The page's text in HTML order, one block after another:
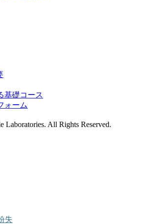
基礎コース
ォーム
Laboratories. All Rights Reserved.
失